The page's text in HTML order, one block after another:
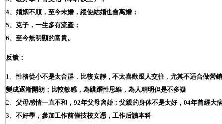
4、婚姻不順，至今未婚，縱使結婚也會离婚；
5、克子，一生多有流產；
6、至今無明顯的富貴。
反饋：
1、性格從小不是太合群，比較安靜，不太喜歡跟人交往，尤其不适合做營
變成逐漸開朗；比較敏感，為跳躍性思維，為人精明但是不多疑
2、 父母感情一直不和，92年父母离婚；父親的身体不是太好，04年曾經大
3、 不好學，參加工作前僅技校文憑，工作后讀本科